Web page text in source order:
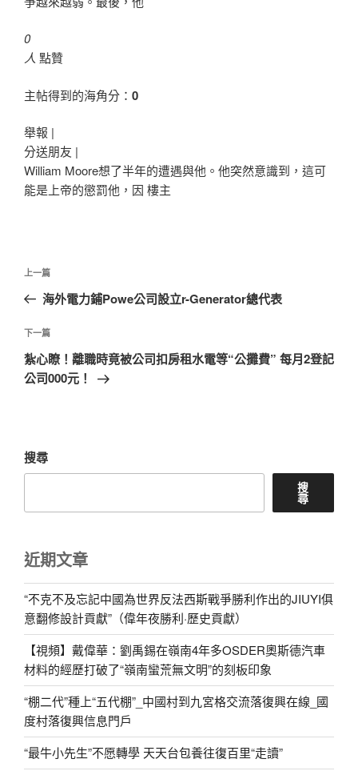
0
人 點贊
主帖得到的海角分： 0
舉報 |
分送朋友 |
William Moore想了半年的遭遇與他。他突然意識到，這可
能是上帝的懲罰他，因 樓主
文
導
覽
上
一
文
章
上一篇
海外電力鋪Powe公司設立r-Generator總代表
下
一
篇
下一篇
紮心瞭！離職時竟被公司扣房租水電等“公攤費” 每月2登記
公司000元！
搜尋
搜
尋
近期文章
“不克不及忘記中國為世界反法西斯戰爭勝利作出的JIUYI俱
意翻修設計貢獻”（偉年夜勝利·歷史貢獻）
【視頻】戴偉華：劉禹錫在嶺南4年多OSDER奧斯德汽車
材料的經歷打破了“嶺南蠻荒無文明”的刻板印象
“棚二代”種上“五代棚”_中國村到九宮格交流落復興在線_國
度村落復興信息門戶
“最牛小先生”不愿轉學 天天台包養往復百里“走讀”